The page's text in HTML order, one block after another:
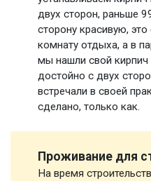
двух сторон, раньше
сторону красивую,
комнату отдыха, а в
мы нашли свой кирпич
достойно с двух
встречали в своей
сделано, только как.
Проживание для
На время